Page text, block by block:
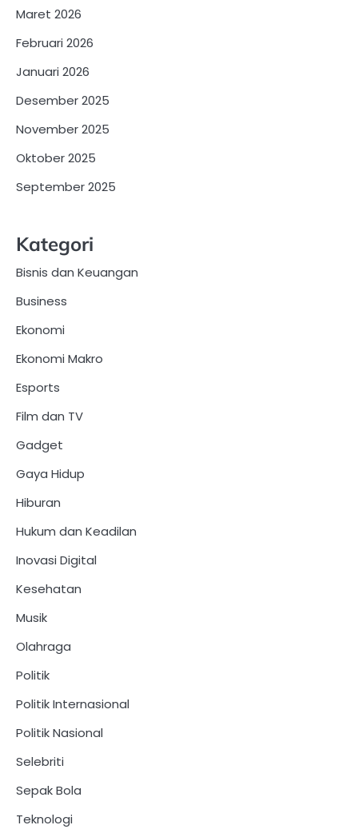
Maret 2026
Februari 2026
Januari 2026
Desember 2025
November 2025
Oktober 2025
September 2025
Kategori
Bisnis dan Keuangan
Business
Ekonomi
Ekonomi Makro
Esports
Film dan TV
Gadget
Gaya Hidup
Hiburan
Hukum dan Keadilan
Inovasi Digital
Kesehatan
Musik
Olahraga
Politik
Politik Internasional
Politik Nasional
Selebriti
Sepak Bola
Teknologi